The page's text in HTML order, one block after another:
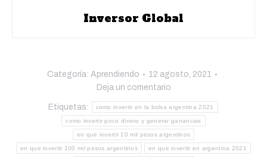
Inversor Global
Categoría: Aprendiendo
12 agosto, 2021
Deja un comentario
Etiquetas: como invertir en la bolsa argentina 2021
como invertir poco dinero y generar ganancias
en que invertir 10 mil pesos argentinos
en que invertir 100 mil pesos argentinos en que invertir en argentina 2021